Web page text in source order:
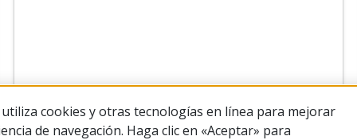
utiliza cookies y otras tecnologías en línea para mejorar
de navegación. Haga clic en «Aceptar» para